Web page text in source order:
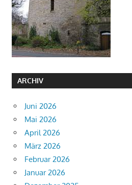
ARCHIV
Juni 2026
Mai 2026
April 2026
März 2026
Februar 2026
Januar 2026